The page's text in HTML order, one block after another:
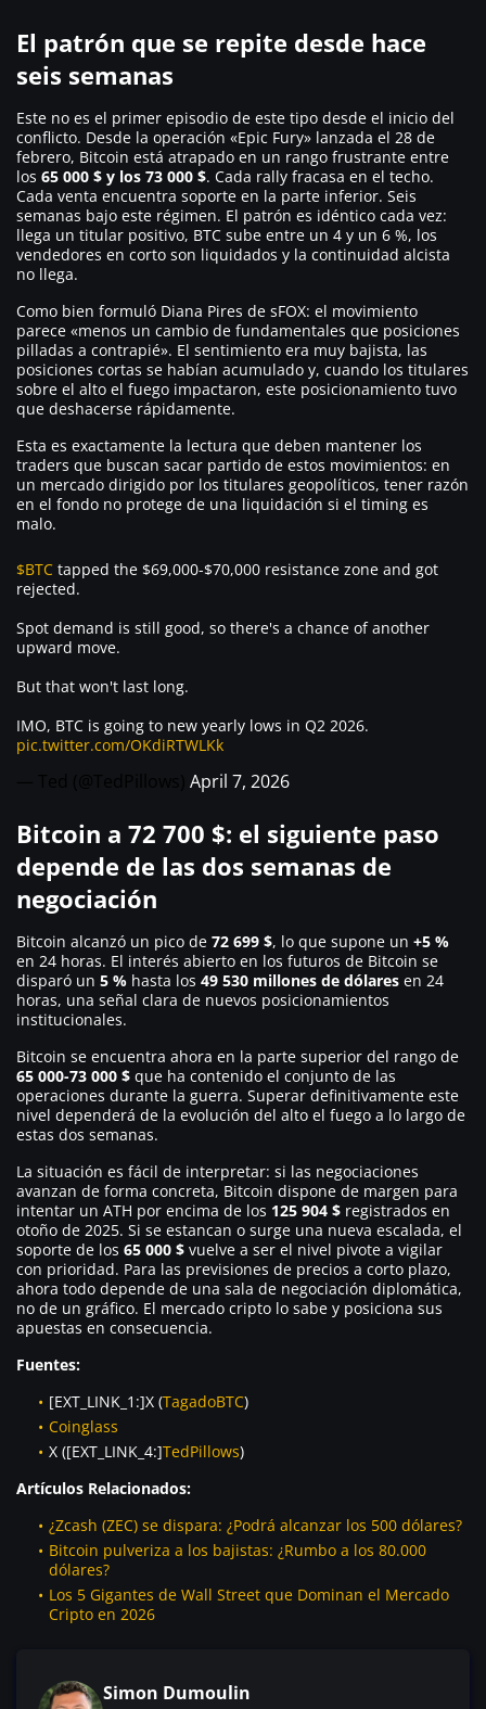
El patrón que se repite desde hace
seis semanas
Este no es el primer episodio de este tipo desde el inicio del
conflicto. Desde la operación «Epic Fury» lanzada el 28 de
febrero, Bitcoin está atrapado en un rango frustrante entre
los 65 000 $ y los 73 000 $. Cada rally fracasa en el techo.
Cada venta encuentra soporte en la parte inferior. Seis
semanas bajo este régimen. El patrón es idéntico cada vez:
llega un titular positivo, BTC sube entre un 4 y un 6 %, los
vendedores en corto son liquidados y la continuidad alcista
no llega.
Como bien formuló Diana Pires de sFOX: el movimiento
parece «menos un cambio de fundamentales que posiciones
pilladas a contrapié». El sentimiento era muy bajista, las
posiciones cortas se habían acumulado y, cuando los titulares
sobre el alto el fuego impactaron, este posicionamiento tuvo
que deshacerse rápidamente.
Esta es exactamente la lectura que deben mantener los
traders que buscan sacar partido de estos movimientos: en
un mercado dirigido por los titulares geopolíticos, tener razón
en el fondo no protege de una liquidación si el timing es
malo.
$BTC tapped the $69,000-$70,000 resistance zone and got
rejected.
Spot demand is still good, so there's a chance of another
upward move.
But that won't last long.
IMO, BTC is going to new yearly lows in Q2 2026.
pic.twitter.com/OKdiRTWLKk
April 7, 2026
Bitcoin a 72 700 $: el siguiente paso
depende de las dos semanas de
negociación
Bitcoin alcanzó un pico de 72 699 $, lo que supone un +5 %
en 24 horas. El interés abierto en los futuros de Bitcoin se
disparó un 5 % hasta los 49 530 millones de dólares en 24
horas, una señal clara de nuevos posicionamientos
institucionales.
Bitcoin se encuentra ahora en la parte superior del rango de
65 000-73 000 $ que ha contenido el conjunto de las
operaciones durante la guerra. Superar definitivamente este
nivel dependerá de la evolución del alto el fuego a lo largo de
estas dos semanas.
La situación es fácil de interpretar: si las negociaciones
avanzan de forma concreta, Bitcoin dispone de margen para
intentar un ATH por encima de los 125 904 $ registrados en
otoño de 2025. Si se estancan o surge una nueva escalada, el
soporte de los 65 000 $ vuelve a ser el nivel pivote a vigilar
con prioridad. Para las previsiones de precios a corto plazo,
ahora todo depende de una sala de negociación diplomática,
no de un gráfico. El mercado cripto lo sabe y posiciona sus
apuestas en consecuencia.
Fuentes:
[EXT_LINK_1:]X (TagadoBTC)
Coinglass
X ([EXT_LINK_4:]TedPillows)
Artículos Relacionados:
¿Zcash (ZEC) se dispara: ¿Podrá alcanzar los 500 dólares?
Bitcoin pulveriza a los bajistas: ¿Rumbo a los 80.000
dólares?
Los 5 Gigantes de Wall Street que Dominan el Mercado
Cripto en 2026
Simon Dumoulin